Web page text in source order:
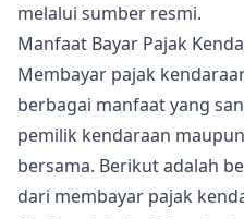
melalui sumber resmi.
Manfaat Bayar Pajak
Membayar pajak
berbagai manfaat yang
pemilik kendaraan
bersama. Berikut adalah
dari membayar pajak